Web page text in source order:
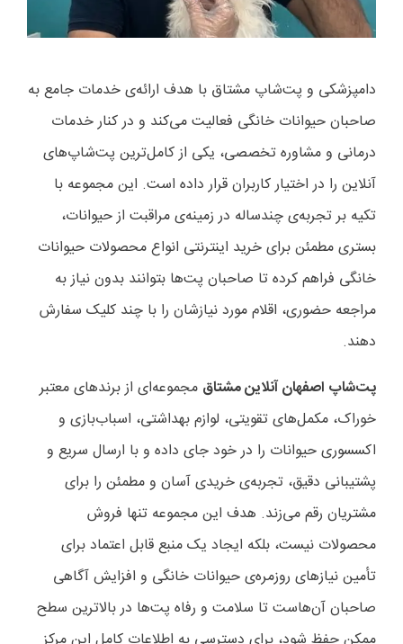
دامپزشکی و پت‌شاپ مشتاق با هدف ارائه‌ی خدمات جامع به
صاحبان حیوانات خانگی فعالیت می‌کند و در کنار خدمات
درمانی و مشاوره تخصصی، یکی از کامل‌ترین پت‌شاپ‌های
آنلاین را در اختیار کاربران قرار داده است. این مجموعه با
تکیه بر تجربه‌ی چندساله در زمینه‌ی مراقبت از حیوانات،
بستری مطمئن برای خرید اینترنتی انواع محصولات حیوانات
خانگی فراهم کرده تا صاحبان پت‌ها بتوانند بدون نیاز به
مراجعه حضوری، اقلام مورد نیازشان را با چند کلیک سفارش
دهند.
پت‌شاپ اصفهان آنلاین مشتاق مجموعه‌ای از برندهای معتبر
خوراک، مکمل‌های تقویتی، لوازم بهداشتی، اسباب‌بازی و
اکسسوری حیوانات را در خود جای داده و با ارسال سریع و
پشتیبانی دقیق، تجربه‌ی خریدی آسان و مطمئن را برای
مشتریان رقم می‌زند. هدف این مجموعه تنها فروش
محصولات نیست، بلکه ایجاد یک منبع قابل اعتماد برای
تأمین نیازهای روزمره‌ی حیوانات خانگی و افزایش آگاهی
صاحبان آن‌هاست تا سلامت و رفاه پت‌ها در بالاترین سطح